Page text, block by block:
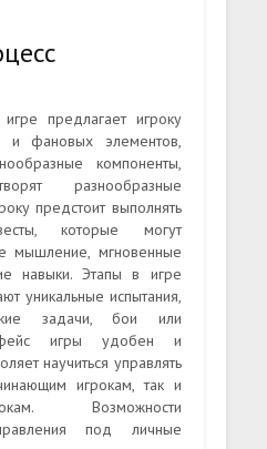
предлагает игроку
и фановых элементов,
компоненты,
разнообразные
предстоит выполнять
которые могут
мышление, мгновенные
навыки. Этапы в игре
уникальные испытания,
задачи, бои или
игры удобен и
научиться управлять
игрокам, так и
Возможности
под личные